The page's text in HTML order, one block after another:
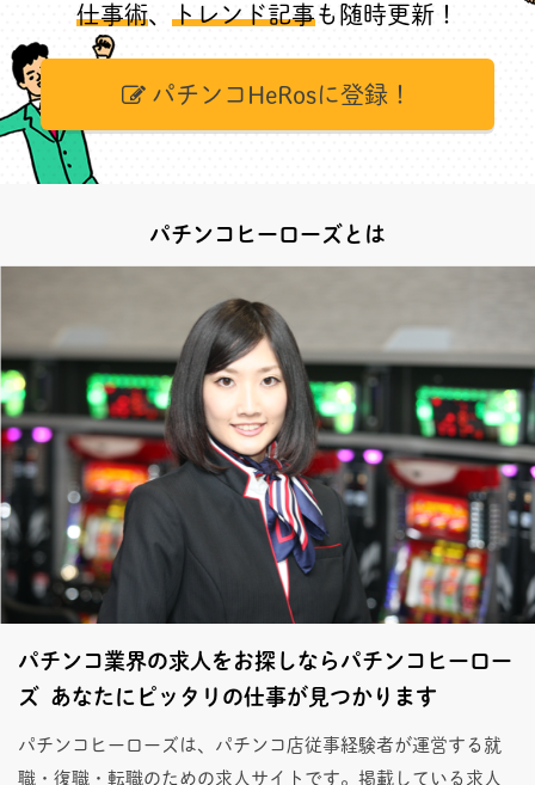
仕事術、 トレンド記事も随時更新！
パチンコHeRosに登録！
パチンコヒーローズとは
パチンコ業界の求人をお探しならパチンコヒーロー
ズ あなたにピッタリの仕事が見つかります
パチンコヒーローズは、パチンコ店従事経験者が運営する就
職・復職・転職のための求人サイトです。掲載している求人